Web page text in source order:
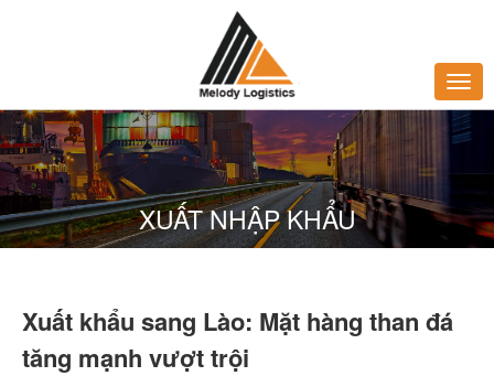
XUẤT NHẬP KHẨU
Xuất khẩu sang Lào: Mặt hàng than đá
tăng mạnh vượt trội